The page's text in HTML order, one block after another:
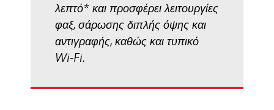
λεπτό* και προσφέρει λειτουργίες
φαξ, σάρωσης διπλής όψης και
αντιγραφής, καθώς και τυπικό
Wi-Fi.